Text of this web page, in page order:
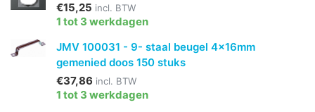
€15,25 incl. BTW
1 tot 3 werkdagen
JMV 100031 - 9- staal beugel 4x16mm
gemenied doos 150 stuks
€37,86 incl. BTW
1 tot 3 werkdagen